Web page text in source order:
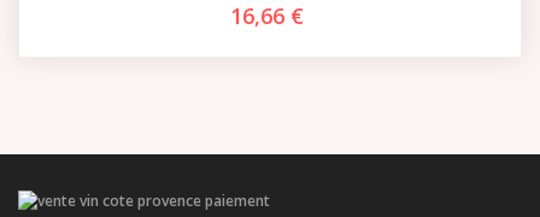
16,66 €